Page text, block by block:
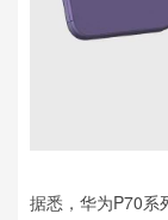
据悉，华为P70系